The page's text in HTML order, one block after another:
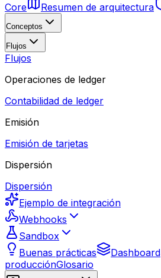
Core Resumen de arquitectura
Conceptos
Flujos
Flujos
Operaciones de ledger
Contabilidad de ledger
Emisión
Emisión de tarjetas
Dispersión
Dispersión
Ejemplo de integración
Webhooks
Sandbox
Buenas prácticas
Dashboard
producciónGlosario